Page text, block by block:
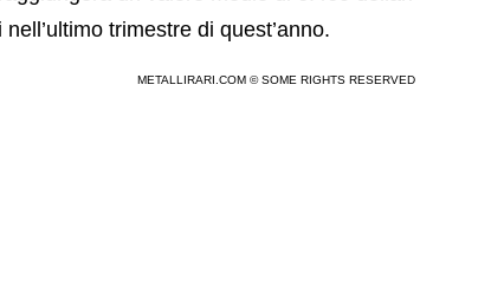
trimestre di quest’anno.
METALLIRARI.COM © SOME RIGHTS RESERVED